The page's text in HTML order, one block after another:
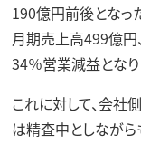
190億円前後となっ
月期売上高499億円
34％営業減益となり
これに対して、会社
は精査中としなが